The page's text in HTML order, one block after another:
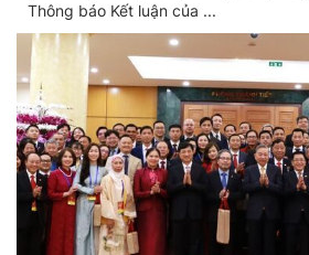
Thông báo Kết luận của ...